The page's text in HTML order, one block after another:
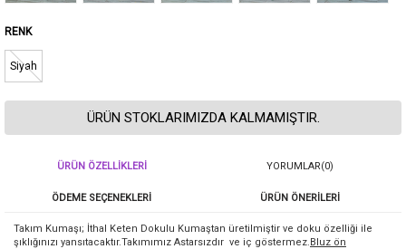
RENK
Siyah
ÜRÜN STOKLARIMIZDA KALMAMIŞTIR.
ÜRÜN ÖZELLIKLERI YORUMLAR(0)
ÖDEME SEÇENEKLERI ÜRÜN ÖNERILERI
Takım Kumaşı; İthal Keten Dokulu Kumaştan üretilmiştir ve doku özelliği ile
şıklığınızı yansıtacaktır.Takımımız Astarsızdır ve iç göstermez.Bluz ön